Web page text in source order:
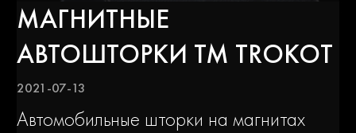
МАГНИТНЫЕ
АВТОШТОРКИ ТМ TROKOT
2021-07-13
Автомобильные шторки на магнитах